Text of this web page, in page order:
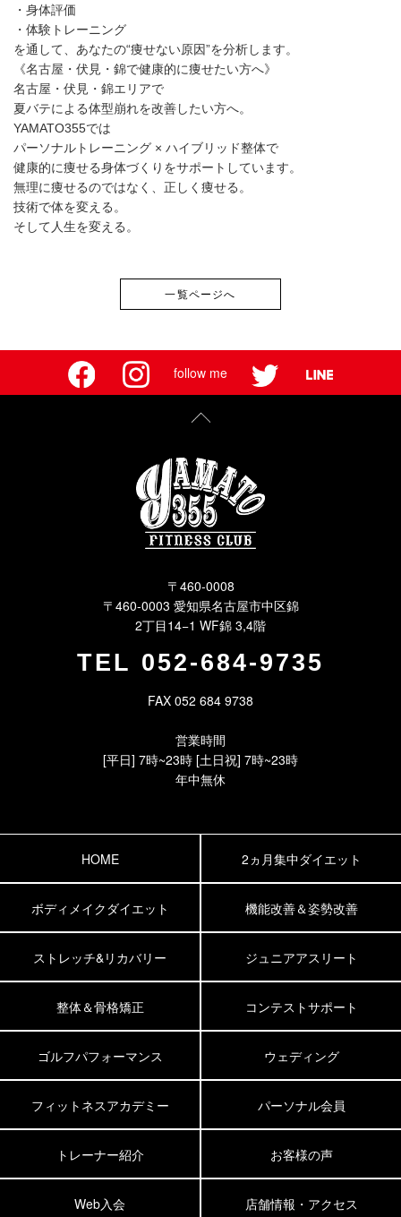
・身体評価
・体験トレーニング
を通して、あなたの“痩せない原因”を分析します。
《名古屋・伏見・錦で健康的に痩せたい方へ》
名古屋・伏見・錦エリアで
夏バテによる体型崩れを改善したい方へ。
YAMATO355では
パーソナルトレーニング × ハイブリッド整体で
健康的に痩せる身体づくりをサポートしています。
無理に痩せるのではなく、正しく痩せる。
技術で体を変える。
そして人生を変える。
一覧ページへ
follow me
〒460-0008
〒460-0003 愛知県名古屋市中区錦
2丁目14−1 WF錦 3,4階
TEL 052-684-9735
FAX 052 684 9738
営業時間
[平日] 7時~23時 [土日祝] 7時~23時
年中無休
HOME 2ヵ月集中ダイエット
ボディメイクダイエット 機能改善＆姿勢改善
ストレッチ&リカバリー ジュニアアスリート
整体＆骨格矯正 コンテストサポート
ゴルフパフォーマンス ウェディング
フィットネスアカデミー パーソナル会員
トレーナー紹介 お客様の声
Web入会 店舗情報・アクセス